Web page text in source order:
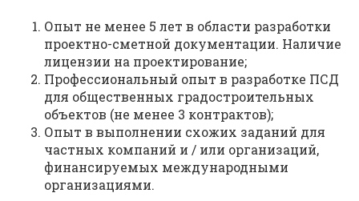
Опыт не менее 5 лет в области разработки
проектно-сметной документации. Наличие
лицензии на проектирование;
Профессиональный опыт в разработке ПСД
для общественных градостроительных
объектов (не менее 3 контрактов);
Опыт в выполнении схожих заданий для
частных компаний и / или организаций,
финансируемых международными
организациями.